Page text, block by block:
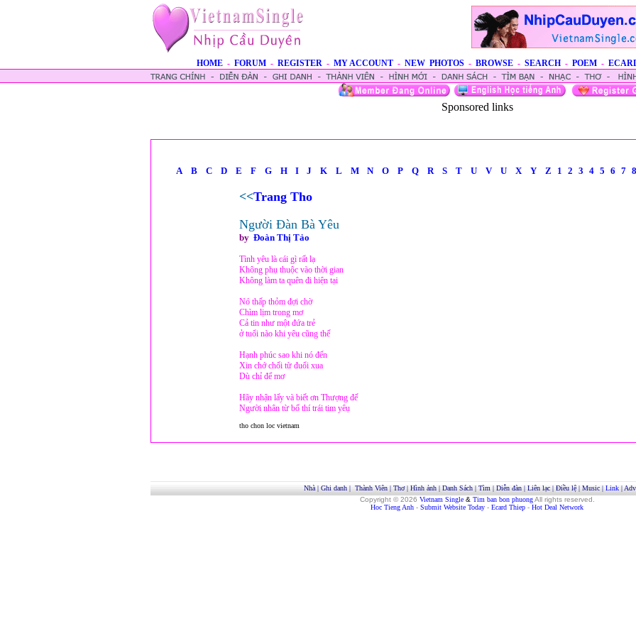
HOME - FORUM - REGISTER - MY ACCOUNT - NEW PHOTOS - BROWSE - SEARCH - POEM -
Sponsored links
A B C D E F G H I J K L M N O P Q R S T U V U X Y Z 1 2 3 4 5 6 7 8
<<Trang Tho
Người Đàn Bà Yêu
by Ðoàn Thị Tảo
Tình yêu là cái gì rất lạ
Không phụ thuộc vào thời gian
Không làm ta quên đi hiện tại
Nó thấp thỏm đợi chờ
Chìm lịm trong mơ
Cả tin như một đứa trẻ
ở tuổi nào khi yêu cũng thế
Hạnh phúc sao khi nó đến
Xin chớ chối từ đuổi xua
Dù chỉ để mơ
Hãy nhận lấy và biết ơn Thượng đế
Người nhân từ bố thí trái tim yêụ
tho chon loc vietnam
Nhà| Ghi danh| Thành Viên| Thơ| Hình ảnh| Danh Sách| Tìm | Diễn đàn| Liên lạc| Điều lệ| Music| Link|
Copyright © 2026 Vietnam Single& Tim ban bon phuong All rights reserved.
Hoc Tieng Anh - Submit Website Today - Ecard Thiep - Hot Deal Network